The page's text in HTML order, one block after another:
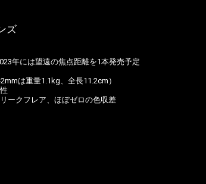
ズ
年には望遠の焦点距離を1本発売予定
は重量1.1kg、全長11.2cm）
ークフレア、ほぼゼロの色収差